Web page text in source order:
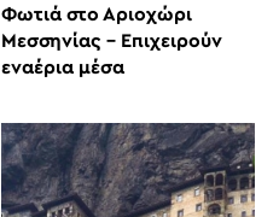
Φωτιά στο Αριοχώρι
Μεσσηνίας – Επιχειρούν
εναέρια μέσα